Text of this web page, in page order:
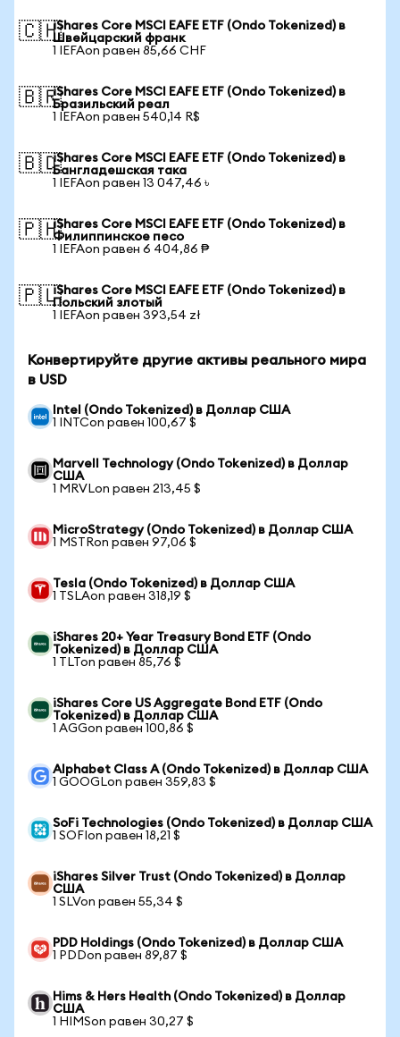
🇨🇭iShares Core MSCI EAFE ETF (Ondo Tokenized) в
Швейцарский франк
1 IEFAon равен 85,66 CHF
🇧🇷iShares Core MSCI EAFE ETF (Ondo Tokenized) в
Бразильский реал
1 IEFAon равен 540,14 R$
🇧🇩iShares Core MSCI EAFE ETF (Ondo Tokenized) в
Бангладешская така
1 IEFAon равен 13 047,46 ৳
🇵🇭iShares Core MSCI EAFE ETF (Ondo Tokenized) в
Филиппинское песо
1 IEFAon равен 6 404,86 ₱
🇵🇱iShares Core MSCI EAFE ETF (Ondo Tokenized) в
Польский злотый
1 IEFAon равен 393,54 zł
Конвертируйте другие активы реального мира
в USD
Intel (Ondo Tokenized) в Доллар США
1 INTCon равен 100,67 $
Marvell Technology (Ondo Tokenized) в Доллар
США
1 MRVLon равен 213,45 $
MicroStrategy (Ondo Tokenized) в Доллар США
1 MSTRon равен 97,06 $
Tesla (Ondo Tokenized) в Доллар США
1 TSLAon равен 318,19 $
iShares 20+ Year Treasury Bond ETF (Ondo
Tokenized) в Доллар США
1 TLTon равен 85,76 $
iShares Core US Aggregate Bond ETF (Ondo
Tokenized) в Доллар США
1 AGGon равен 100,86 $
Alphabet Class A (Ondo Tokenized) в Доллар США
1 GOOGLon равен 359,83 $
SoFi Technologies (Ondo Tokenized) в Доллар США
1 SOFIon равен 18,21 $
iShares Silver Trust (Ondo Tokenized) в Доллар
США
1 SLVon равен 55,34 $
PDD Holdings (Ondo Tokenized) в Доллар США
1 PDDon равен 89,87 $
Hims & Hers Health (Ondo Tokenized) в Доллар
США
1 HIMSon равен 30,27 $